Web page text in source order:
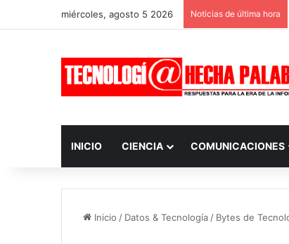
miércoles, agosto 5 2026 Noticias de última hora
INICIO CIENCIA COMUNICACIONES
Inicio / Datos & Tecnología / Bytes de